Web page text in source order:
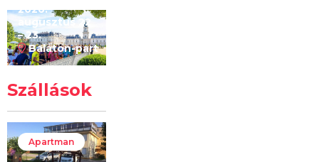
2026.
augusztus 22
– 23.
Balaton-part
Szállások
Apartman